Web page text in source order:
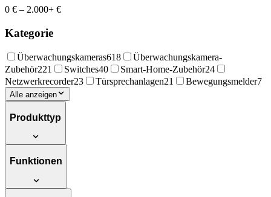
0 € – 2.000+ €
Kategorie
Überwachungskameras618
Überwachungskamera-
Zubehör221 Switches40 Smart-Home-Zubehör24
Netzwerkrecorder23 Türsprechanlagen21 Bewegungsmelder7
Alle anzeigen
Produkttyp
Funktionen